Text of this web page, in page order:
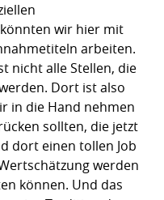
wir hier mit
arbeiten.
nicht alle Stellen, die
Dort ist also
in die Hand nehmen
sollten, die jetzt
dort einen tollen Job
werden
können. Und das